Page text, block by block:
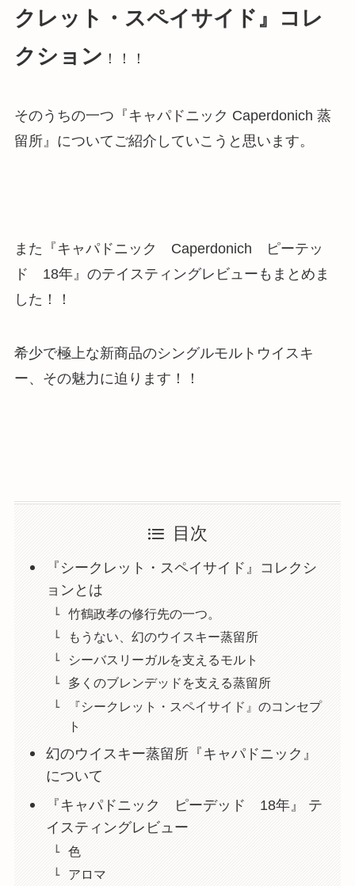
クレット・スペイサイド』コレ
クション ！！！
そのうちの一つ『キャパドニック Caperdonich 蒸
留所』についてご紹介していこうと思います。
また『キャパドニック Caperdonich ピーテッ
ド 18年』のテイスティングレビュー もまとめま
した！！
希少で極上な新商品のシングルモルトウイスキ
ー、その魅力に迫ります！！
目次
『シークレット・スペイサイド』コレクシ
ョンとは
竹鶴政孝の修行先の一つ。
もうない、幻のウイスキー蒸留所
シーバスリーガルを支えるモルト
多くのブレンデッドを支える蒸留所
『シークレット・スペイサイド』のコンセプ
ト
幻のウイスキー蒸留所『キャパドニック』
について
『キャパドニック ピーデッド 18年』 テ
イスティングレビュー
色
アロマ